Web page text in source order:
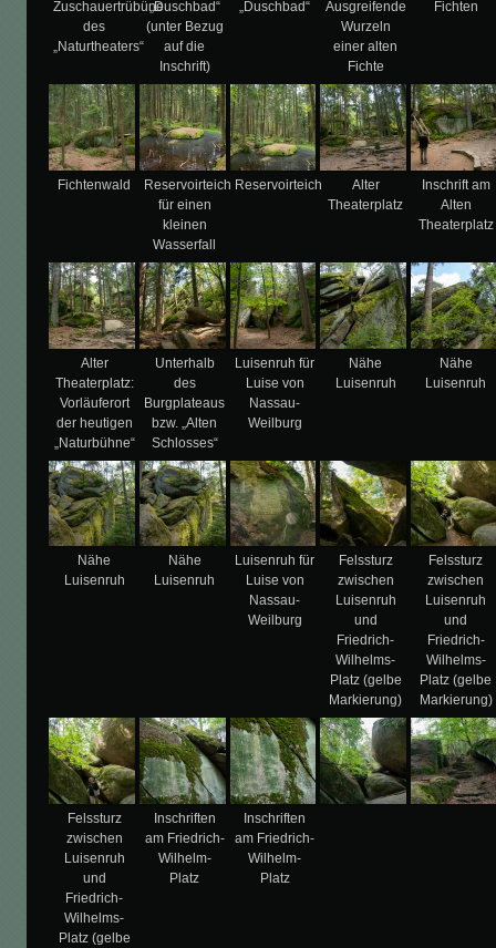
Zuschauertrübüne
des
„Naturtheaters“
„Duschbad“
(unter Bezug
auf die
Inschrift)
„Duschbad“
Ausgreifende
Wurzeln
einer alten
Fichte
Fichten
Fichtenwald
Reservoirteich
für einen
kleinen
Wasserfall
Reservoirteich
Alter
Theaterplatz
Inschrift am
Alten
Theaterplatz
Alter
Theaterplatz:
Vorläuferort
der heutigen
„Naturbühne“
Unterhalb
des
Burgplateaus
bzw. „Alten
Schlosses“
Luisenruh für
Luise von
Nassau-
Weilburg
Nähe
Luisenruh
Nähe
Luisenruh
Nähe
Luisenruh
Nähe
Luisenruh
Luisenruh für
Luise von
Nassau-
Weilburg
Felssturz
zwischen
Luisenruh
und
Friedrich-
Wilhelms-
Platz (gelbe
Markierung)
Felssturz
zwischen
Luisenruh
und
Friedrich-
Wilhelms-
Platz (gelbe
Markierung)
Felssturz
zwischen
Luisenruh
und
Friedrich-
Wilhelms-
Platz (gelbe
Inschriften
am Friedrich-
Wilhelm-
Platz
Inschriften
am Friedrich-
Wilhelm-
Platz